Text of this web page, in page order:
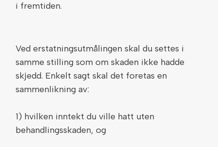
i fremtiden.
Ved erstatningsutmålingen skal du settes i
samme stilling som om skaden ikke hadde
skjedd. Enkelt sagt skal det foretas en
sammenlikning av:
1) hvilken inntekt du ville hatt uten
behandlingsskaden, og